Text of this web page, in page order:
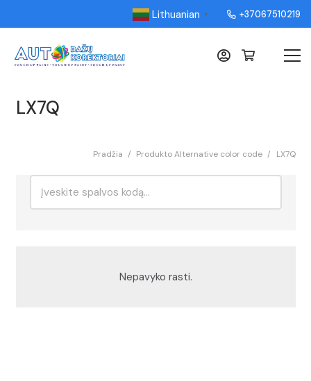
Lithuanian ▼ +37067510219
LX7Q
Pradžia / Produkto Alternative color code / LX7Q
Nepavyko rasti.